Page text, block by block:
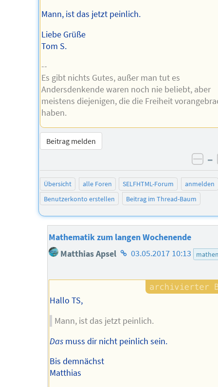
Mann, ist das jetzt peinlich.
Liebe Grüße
Tom S.
--
Es gibt nichts Gutes, außer man tut es
Andersdenkende waren noch nie beliebt, aber
meistens diejenigen, die die Freiheit
haben.
Beitrag melden
–
Übersicht alle Foren SELFHTML-Forum
anmelden
Benutzerkonto erstellen
Beitrag im Thread-Baum
Mathematik zum langen Wochenende
Matthias Apsel Homepage
Autors
03.05.2017 10:13
Hallo TS,
Mann, ist das jetzt peinlich.
Das muss dir nicht peinlich sein.
Bis demnächst
Matthias